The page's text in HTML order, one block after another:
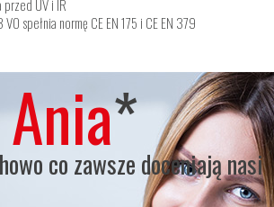
przed UV i IR
spełnia normę CE EN 175 i CE EN 379
*
co zawsze doceniają nasi